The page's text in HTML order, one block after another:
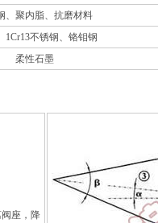
、聚内脂、抗磨材料
1Cr13不锈钢、铬钼钢
柔性石墨
座，降